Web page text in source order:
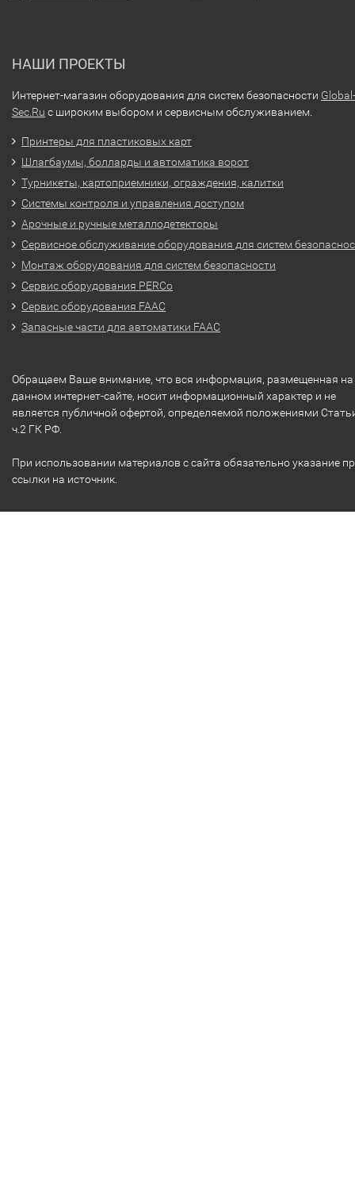
НАШИ ПРОЕКТЫ
Интернет-магазин оборудования для систем безопасности Global-
Sec.Ru с широким выбором и сервисным обслуживанием.
Принтеры для пластиковых карт
Шлагбаумы, болларды и автоматика ворот
Турникеты, картоприемники, ограждения, калитки
Системы контроля и управления доступом
Арочные и ручные металлодетекторы
Сервисное обслуживание оборудования для систем
Монтаж оборудования для систем безопасности
Сервис оборудования PERCo
Сервис оборудования FAAC
Запасные части для автоматики FAAC
Обращаем Ваше внимание, что вся информация, размещенная на
данном интернет-сайте, носит информационный характер и не
является публичной офертой, определяемой положениями
ч.2 ГК РФ.
При использовании материалов с сайта обязательно указание
ссылки на источник.